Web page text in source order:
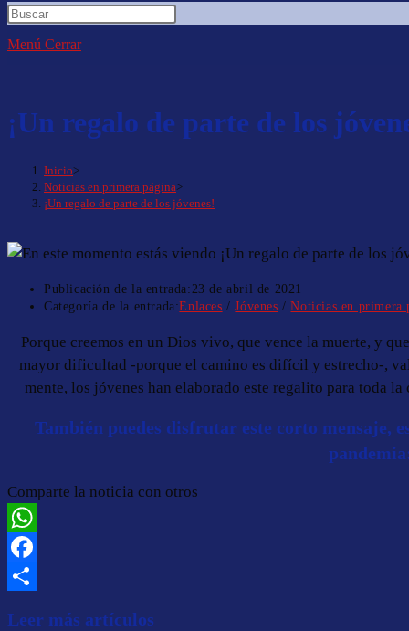
Menú Cerrar
¡Un regalo de parte de los
Inicio>
Noticias en primera página>
¡Un regalo de parte de los jóvenes!
Publicación de la entrada: 23 de abril de 2021
Categoría de la entrada:Enlaces / Jóvenes / Noticias en primera
Porque creemos en un Dios vivo, que vence la muerte, y
mayor dificultad -porque el camino es difícil y estrecho-,
mente, los jóvenes han elaborado este regalito para toda
También puedes disfrutar este corto mensaje,
Comparte la noticia con otros
WhatsApp
Facebook
Leer más artículos